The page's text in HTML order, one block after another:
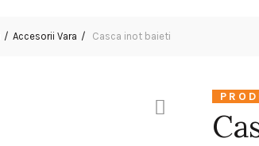
Accesorii Vara Casca inot baieti